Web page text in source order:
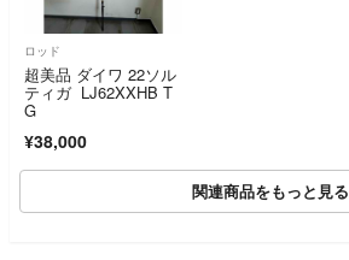
ロッド
超美品 ダイワ 22ソル
ティガ LJ62XXHB T
G
¥38,000
関連商品をもっと見る